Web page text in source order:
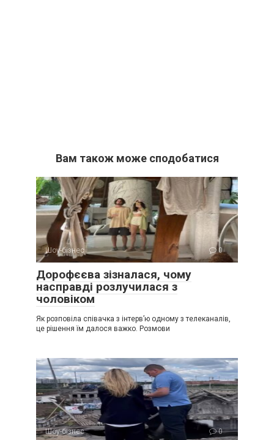
Вам також може сподобатися
Шоу-бізнес 0
Дорофєєва зізналася, чому
насправді розлучилася з
чоловіком
Як розповіла співачка з інтерв’ю одному з телеканалів,
це рішення їм далося важко. Розмови
Шоу-бізнес 0